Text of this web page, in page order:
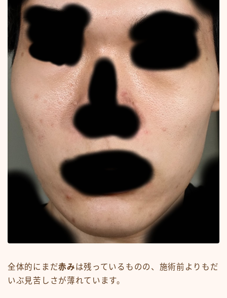
全体的にまだ赤みは残っているものの、施術前よりもだ
いぶ見苦しさが薄れています。